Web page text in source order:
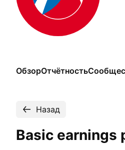
ОбзорОтчётность
Назад
Basic earnings